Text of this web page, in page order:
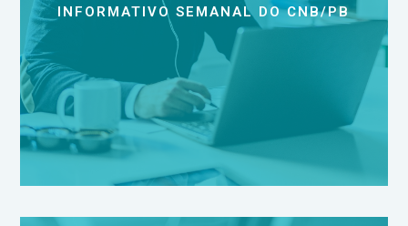
INFORMATIVO SEMANAL DO CNB/PB